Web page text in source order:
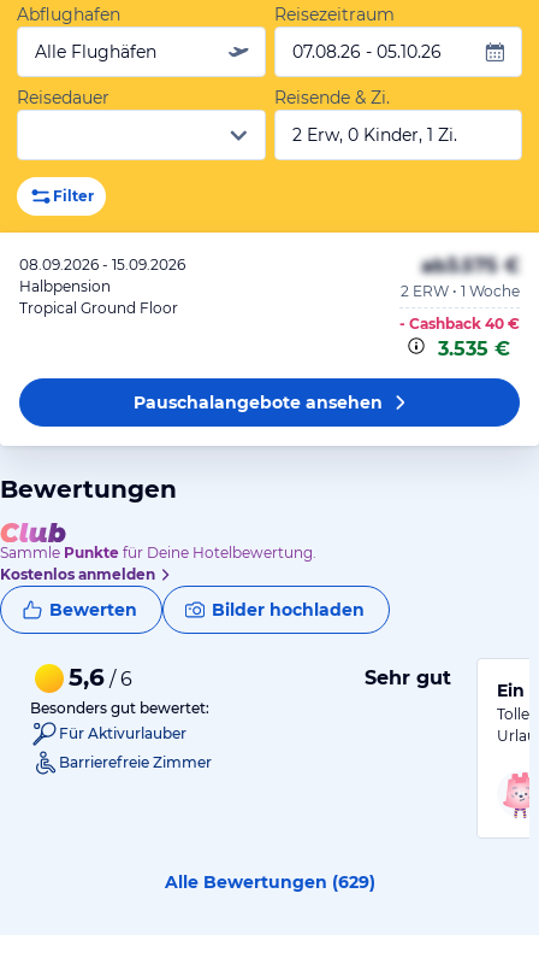
Abflughafen
Alle Flughäfen
Reisezeitraum
07.08.26 - 05.10.26
Reisedauer
Reisende & Zi.
2 Erw, 0 Kinder, 1 Zi.
Filter
08.09.2026 - 15.09.2026
Halbpension
Tropical Ground Floor
ab3.575 €
2 ERW • 1 Woche
- Cashback 40 €
3.535 €
Pauschalangeboteansehen
Bewertungen
Sammle Punkte für Deine Hotelbewertung.
Kostenlos anmelden
Bewerten Bilder hochladen
5,6 / 6 Sehr gut
Besonders gut bewertet:
Für Aktivurlauber
Barrierefreie Zimmer
Ein
Alle Bewertungen (629)